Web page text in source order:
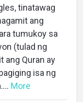
tinatawag
ang
tumukoy sa
(tulad ng
ang Quran ay
isa ng
More